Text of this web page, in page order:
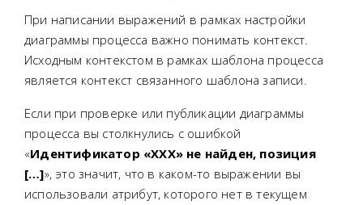
При написании выражений в рамках настройки
диаграммы процесса важно понимать контекст.
Исходным контекстом в рамках шаблона процесса
является контекст связанного шаблона записи.
Если при проверке или публикации диаграммы
процесса вы столкнулись с ошибкой
«Идентификатор «XXX» не найден, позиция
[…]», это значит, что в каком-то выражении вы
использовали атрибут, которого нет в текущем